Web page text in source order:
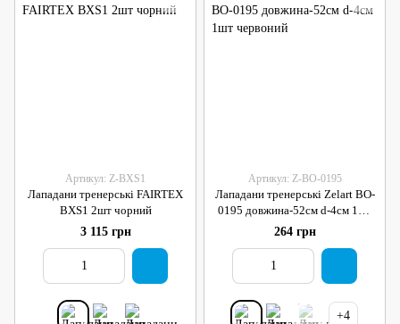
Артикул: Z-BXS1
Лападани тренерські FAIRTEX
BXS1 2шт чорний
3 115 грн
Артикул: Z-BO-0195
Лападани тренерські Zelart BO-
0195 довжина-52см d-4см 1шт
червоний
264 грн
+4